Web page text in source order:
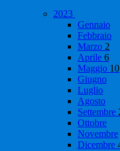
2023
Gennaio
Febbraio
Marzo 2
Aprile 6
Maggio 10
Giugno
Luglio
Agosto
Settembre
Ottobre
Novembre
Dicembre